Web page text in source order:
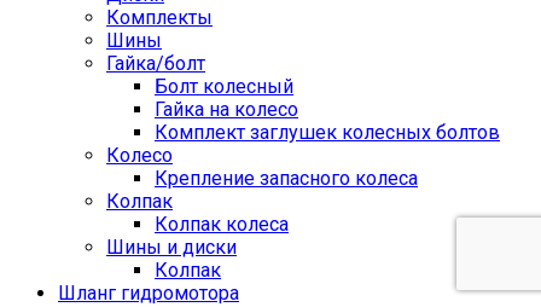
Комплекты
Шины
Гайка/болт
Болт колесный
Гайка на колесо
Комплект заглушек колесных болтов
Колесо
Крепление запасного колеса
Колпак
Колпак колеса
Шины и диски
Колпак
Шланг гидромотора